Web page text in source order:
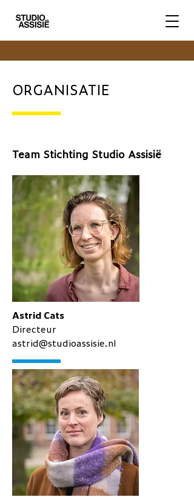
ORGANISATIE
Team Stichting Studio Assisië
Astrid Cats
Directeur
astrid@studioassisie.nl